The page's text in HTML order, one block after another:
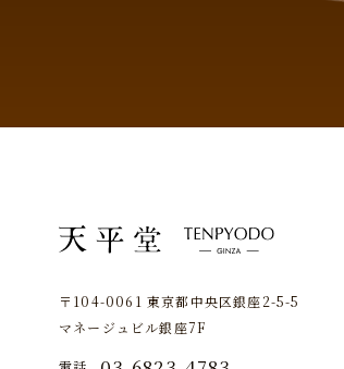
〒104-0061 東京都中央区銀座2-5-5
マネージュビル銀座7F